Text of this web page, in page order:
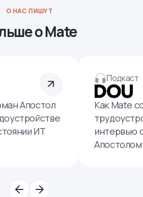
О НАС ПИШУТ
о Mate
Апостол
ИТ
Подкаст
Как Mate
интервью
Апостолом